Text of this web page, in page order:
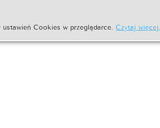
Cookies w przeglądarce.Czytaj więcej...